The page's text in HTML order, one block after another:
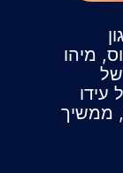
מיהו
של
עידו
ממשיך